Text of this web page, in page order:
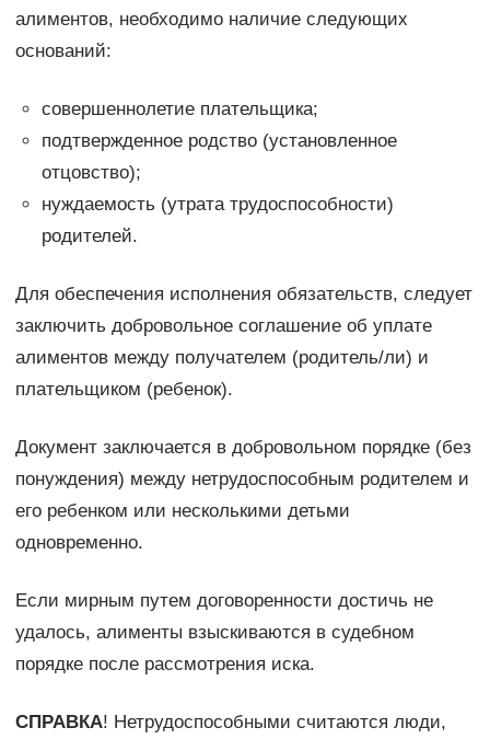
алиментов, необходимо наличие следующих
оснований:
совершеннолетие плательщика;
подтвержденное родство (установленное
отцовство);
нуждаемость (утрата трудоспособности)
родителей.
Для обеспечения исполнения обязательств, следует
заключить добровольное соглашение об уплате
алиментов между получателем (родитель/ли) и
плательщиком (ребенок).
Документ заключается в добровольном порядке (без
понуждения) между нетрудоспособным родителем и
его ребенком или несколькими детьми
одновременно.
Если мирным путем договоренности достичь не
удалось, алименты взыскиваются в судебном
порядке после рассмотрения иска.
СПРАВКА! Нетрудоспособными считаются люди,